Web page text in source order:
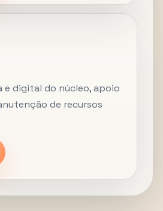
e digital do núcleo, apoio
de recursos